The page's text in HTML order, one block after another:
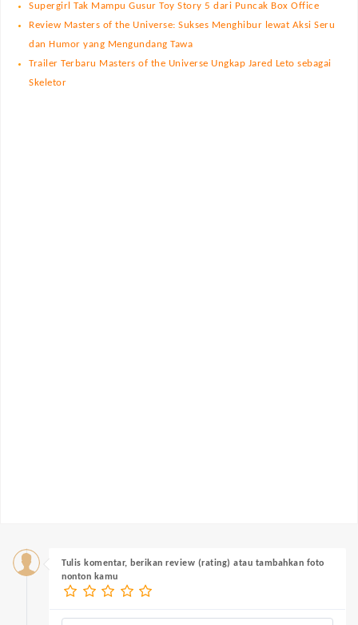
Supergirl Tak Mampu Gusur Toy Story 5 dari Puncak Box Office
Review Masters of the Universe: Sukses Menghibur lewat Aksi Seru
dan Humor yang Mengundang Tawa
Trailer Terbaru Masters of the Universe Ungkap Jared Leto sebagai
Skeletor
Tulis komentar, berikan review (rating) atau tambahkan foto
nonton kamu